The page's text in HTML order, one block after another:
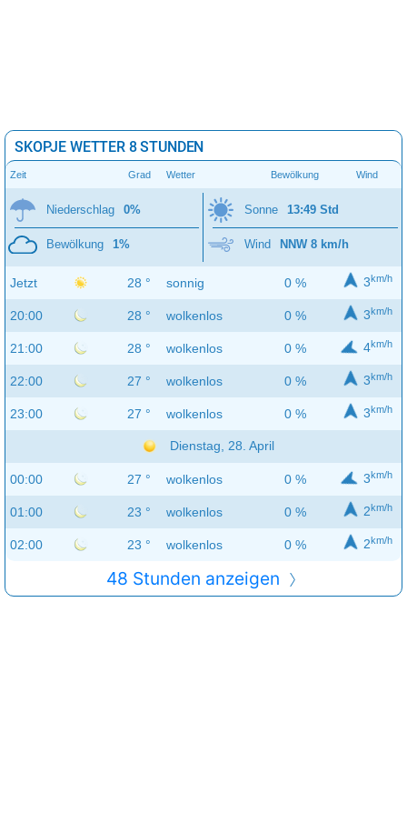
SKOPJE WETTER 8 STUNDEN
Zeit Grad Wetter Bewölkung Wind
Niederschlag 0%
Bewölkung 1%
Sonne 13:49 Std
Wind NNW 8 km/h
Jetzt 28 ° sonnig 0 % 3km/h
20:00 28 ° wolkenlos 0 % 3km/h
21:00 28 ° wolkenlos 0 % 4km/h
22:00 27 ° wolkenlos 0 % 3km/h
23:00 27 ° wolkenlos 0 % 3km/h
Dienstag, 28. April
00:00 27 ° wolkenlos 0 % 3km/h
01:00 23 ° wolkenlos 0 % 2km/h
02:00 23 ° wolkenlos 0 % 2km/h
48 Stunden anzeigen